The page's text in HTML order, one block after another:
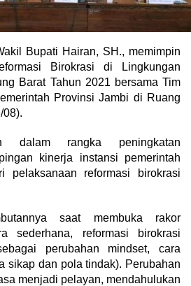
Bupati Hairan, SH., memimpin
Birokrasi di Lingkungan
Barat Tahun 2021 bersama Tim
Provinsi Jambi di Ruang
08).
dalam rangka peningkatan
kinerja instansi pemerintah
pelaksanaan reformasi birokrasi
saat membuka rakor
sederhana, reformasi birokrasi
perubahan mindset, cara
sikap dan pola tindak). Perubahan
menjadi pelayan, mendahulukan